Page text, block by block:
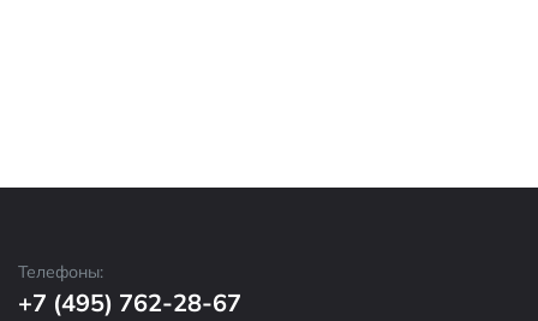
Телефоны:
+7 (495) 762-28-67